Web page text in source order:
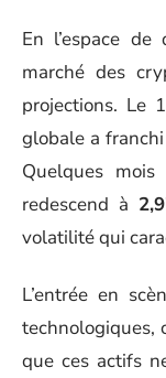
En l’espace
marché des
projections. Le
globale a
Quelques
redescend à
volatilité qui
L’entrée en
technologiques,
que ces actifs